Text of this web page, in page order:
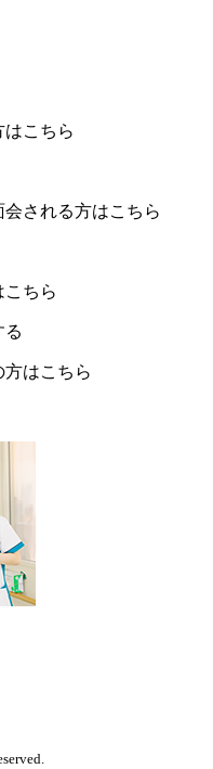
こちら
される方はこちら
ちら
る
方はこちら